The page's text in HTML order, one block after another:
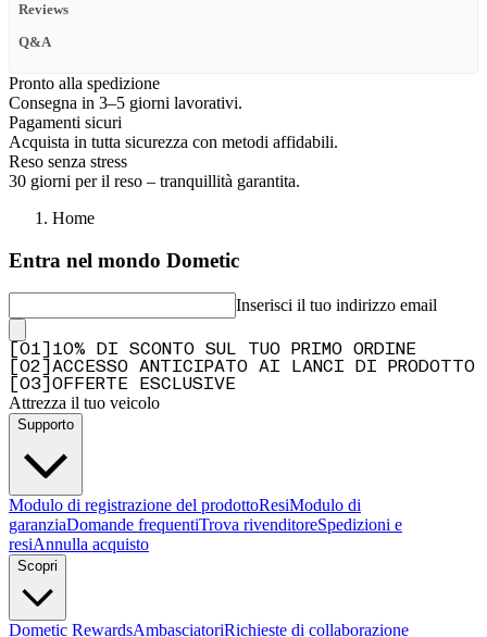
Reviews
Q&A
Pronto alla spedizione
Consegna in 3–5 giorni lavorativi.
Pagamenti sicuri
Acquista in tutta sicurezza con metodi affidabili.
Reso senza stress
30 giorni per il reso – tranquillità garantita.
Home
Entra nel mondo Dometic
Inserisci il tuo indirizzo email
01
10% DI SCONTO SUL TUO PRIMO ORDINE
02
ACCESSO ANTICIPATO AI LANCI DI PRODOTTO
03 OFFERTE ESCLUSIVE
Attrezza il tuo veicolo
Supporto
Modulo di registrazione del prodottoResiModulo di
garanziaDomande frequentiTrova rivenditoreSpedizioni e
resiAnnulla acquisto
Scopri
Dometic RewardsAmbasciatoriRichieste di collaborazione